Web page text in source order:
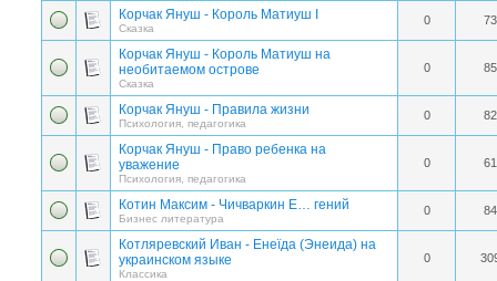
Корчак Януш - Король Матиуш I
Сказка
0
Корчак Януш - Король Матиуш на
необитаемом острове
Сказка
0
Корчак Януш - Правила жизни
Психология, педагогика
0
Корчак Януш - Право ребенка на
уважение
Психология, педагогика
0
Котин Максим - Чичваркин Е… гений
Бизнес литература
0
Котляревский Иван - Енеїда (Энеида) на
украинском языке
Классика
0